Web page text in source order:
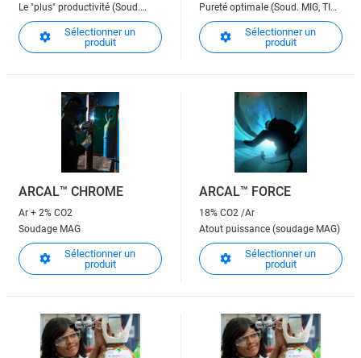
Le "plus" productivité (Soud.
MAG)
Sélectionner un
produit
Pureté optimale (Soud. MIG, TIG,
Plasma)
Sélectionner un
produit
ARCAL™ CHROME
Ar + 2% CO2
Soudage MAG
Sélectionner un
produit
ARCAL™ FORCE
18% CO2 /Ar
Atout puissance (soudage MAG)
Sélectionner un
produit